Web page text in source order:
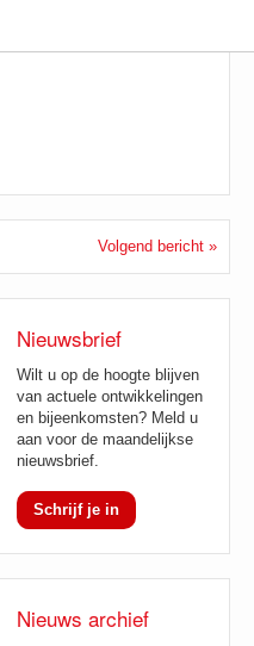
Volgend bericht »
Nieuwsbrief
Wilt u op de hoogte blijven
van actuele ontwikkelingen
en bijeenkomsten? Meld u
aan voor de maandelijkse
nieuwsbrief.
Schrijf je in
Nieuws archief